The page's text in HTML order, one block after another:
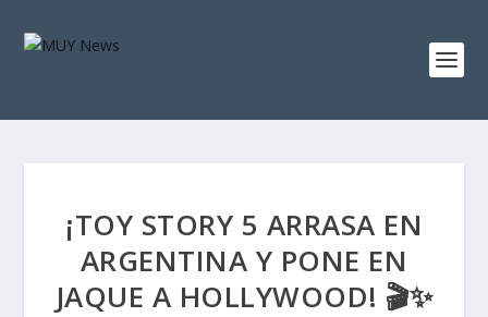
¡TOY STORY 5 ARRASA EN
ARGENTINA Y PONE EN
JAQUE A HOLLYWOOD! 🎬✨